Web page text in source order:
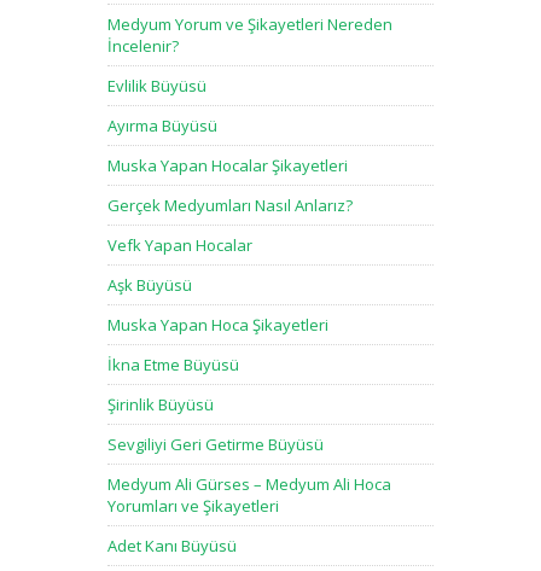
Medyum Yorum ve Şikayetleri Nereden
İncelenir?
Evlilik Büyüsü
Ayırma Büyüsü
Muska Yapan Hocalar Şikayetleri
Gerçek Medyumları Nasıl Anlarız?
Vefk Yapan Hocalar
Aşk Büyüsü
Muska Yapan Hoca Şikayetleri
İkna Etme Büyüsü
Şirinlik Büyüsü
Sevgiliyi Geri Getirme Büyüsü
Medyum Ali Gürses – Medyum Ali Hoca
Yorumları ve Şikayetleri
Adet Kanı Büyüsü